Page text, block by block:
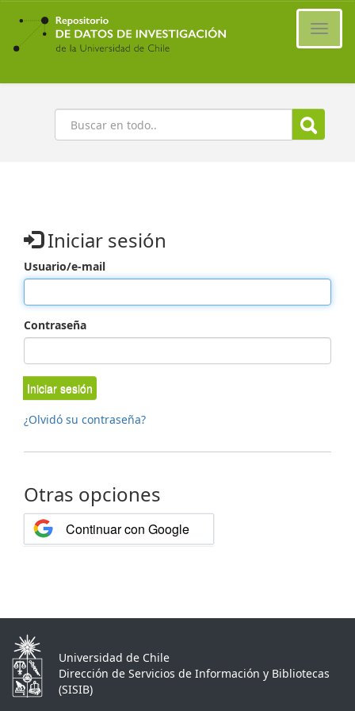
Ir
contenido
principal
Buscar
Iniciar sesión
Usuario/e-mail
Contraseña
Iniciar sesión
¿Olvidó su contraseña?
Otras opciones
Continuar con Google
Universidad de Chile
Dirección de Servicios de Información y Bibliotecas
(SISIB)